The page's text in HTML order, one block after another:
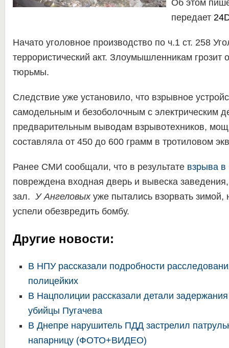
Об этом
передает
Начато уголовное производство по ч.1 ст. 258
террористический акт. Злоумышленникам грозит
тюрьмы.
Следствие уже установило, что взрывное
самодельным и безоболочным с электрическим
предварительным выводам взрывотехников,
составляла от 450 до 600 грамм в тротиловом
Ранее СМИ сообщали, что в результате взрыва в
повреждена входная дверь и вывеска
зал. У Ангеловыхуже пытались взорвать зимой,
успели обезвредить бомбу.
Другие новости:
В НПУ рассказали подробности
полицейких
В Нацполиции рассказали детали задержания
убийцы Пугачева
В Днепре нарушитель ПДД застрелил
напарницу (ФОТО+ВИДЕО)